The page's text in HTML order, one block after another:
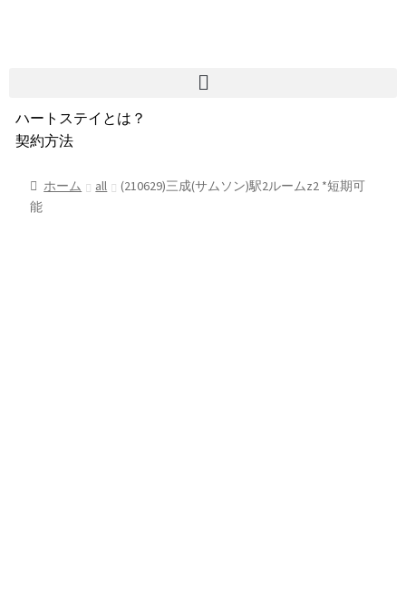
ハートステイとは？
契約方法
サービス費用
よくある質問
ホーム all
(210629)三成(サムソン)駅2ルームz2 *短期可
能